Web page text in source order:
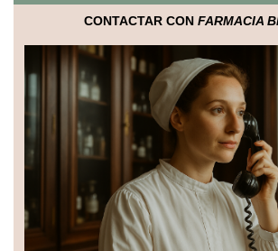
belleza natural de los labios. Además, su
proporciona confort durante todo el día.
Beneficios principales:
Acabado mate natural y sofisticado.
Fórmula líquida de fácil aplicación.
Color duradero sin resecar los labios.
Hidratación para labios suaves y cómodos.
Ideal para uso diario y eventos especiales.
CONTACTAR CON FARMACIA